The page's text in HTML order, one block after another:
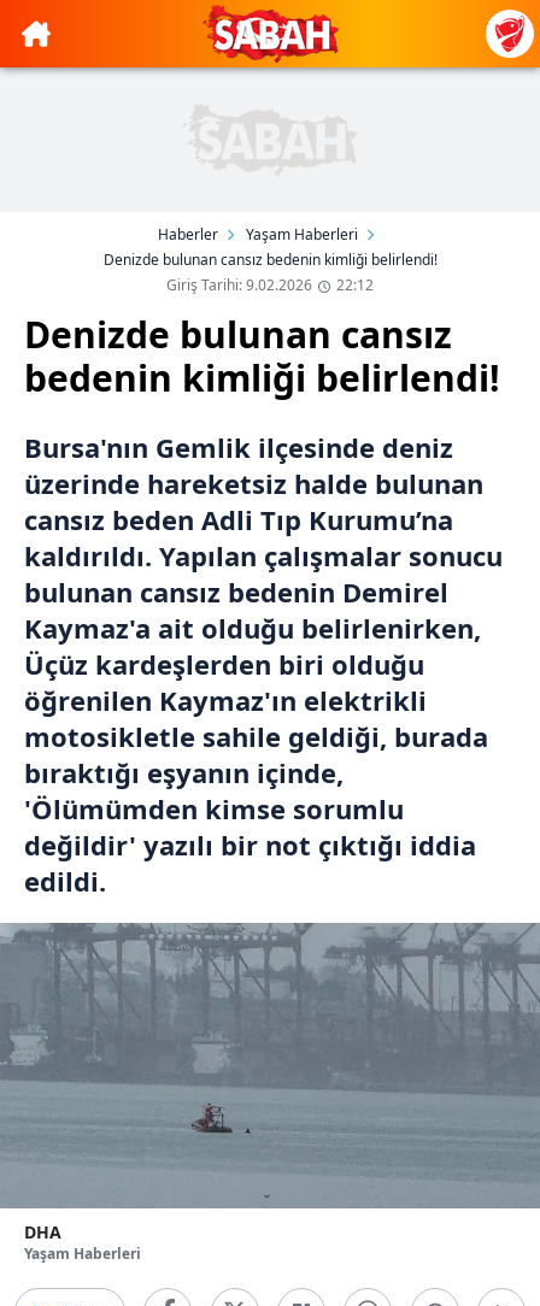
Haberler
Yaşam Haberleri
Denizde bulunan cansız bedenin kimliği belirlendi!
Giriş Tarihi: 9.02.2026
22:12
Denizde bulunan cansız
bedenin kimliği belirlendi!
Bursa'nın Gemlik ilçesinde deniz
üzerinde hareketsiz halde bulunan
cansız beden Adli Tıp Kurumu’na
kaldırıldı. Yapılan çalışmalar sonucu
bulunan cansız bedenin Demirel
Kaymaz'a ait olduğu belirlenirken,
Üçüz kardeşlerden biri olduğu
öğrenilen Kaymaz'ın elektrikli
motosikletle sahile geldiği, burada
bıraktığı eşyanın içinde,
'Ölümümden kimse sorumlu
değildir' yazılı bir not çıktığı iddia
edildi.
DHA
Yaşam Haberleri